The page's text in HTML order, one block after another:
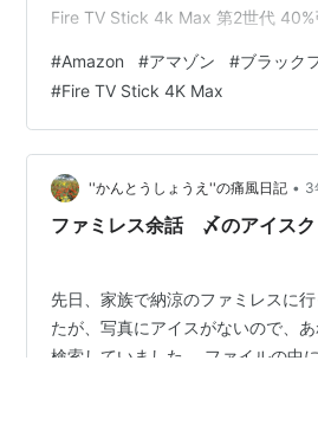
Fire TV Stick 4k Max 第2世代
家では最も使用頻度が高い機器なの
れば、すこぶる快適になるのが期待
Fire TV Stick 4K Max(マックス)第
史上最もパワフル |…
#Amazon #アマゾン #ブラック
#Fire TV Stick 4K Max
''かんとうしょうえ''の痛風日記 • 3
ファミレス余話 〆のアイス